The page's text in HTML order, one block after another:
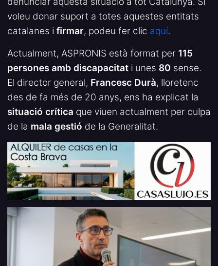
voleu donar suport a totes aquestes entitats
catalanes i firmar, podeu fer clic aquí.
Actualment, ASPRONIS està format per 115
persones amb discapacitat i unes 80 sense.
El director general, Francesc Durà, lloretenc
des de fa més de 20 anys, ens ha explicat la
situació crítica que viuen actualment per culpa
de la mala gestió de la Generalitat.